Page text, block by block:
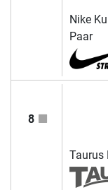
Nike
Paar
8
Taurus